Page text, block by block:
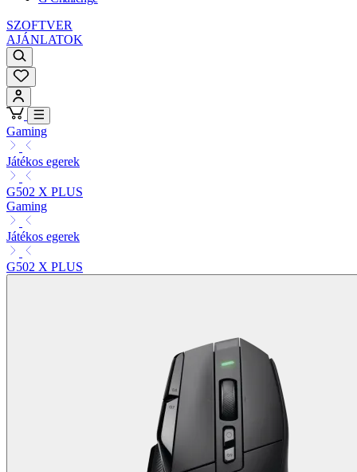
SZOFTVER
AJÁNLATOK
Gaming
Játékos egerek
G502 X PLUS
Gaming
Játékos egerek
G502 X PLUS